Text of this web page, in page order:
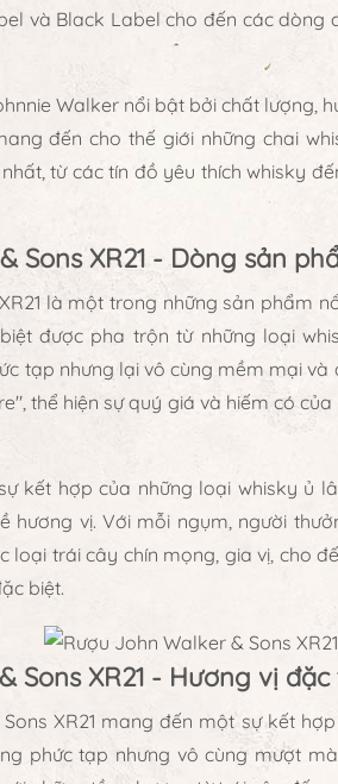
và Black Label cho đến các
Walker nổi bật bởi chất lượng,
đến cho thế giới những chai
từ các tín đồ yêu thích whisky
Sons XR21 - Dòng sản
là một trong những sản phẩm
được pha trộn từ những loại
tạp nhưng lại vô cùng mềm mại
thể hiện sự quý giá và hiếm có
kết hợp của những loại whisky ủ
hương vị. Với mỗi ngụm, người
loại trái cây chín mọng, gia vị, cho
biệt.
Sons XR21 - Hương vị
XR21 mang đến một sự kết
phức tạp nhưng vô cùng mượt